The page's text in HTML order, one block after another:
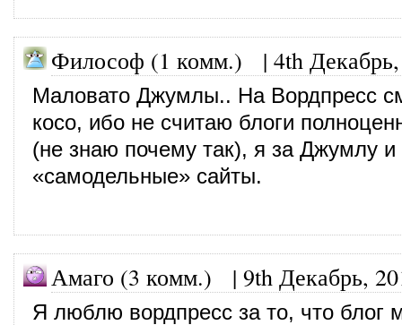
Философ (1 комм.) | 4th
Маловато Джумлы.. На Вордпресс
косо, ибо не считаю блоги
(не знаю почему так), я за Джумлу и
«самодельные» сайты.
Амаго (3 комм.) | 9th Декабрь,
Я люблю вордпресс за то, что блог